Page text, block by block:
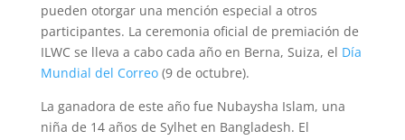
pueden otorgar una mención especial a otros
participantes. La ceremonia oficial de premiación de
ILWC se lleva a cabo cada año en Berna, Suiza, el Día
Mundial del Correo(9 de octubre).
La ganadora de este año fue Nubaysha Islam, una
niña de 14 años de Sylhet en Bangladesh. El